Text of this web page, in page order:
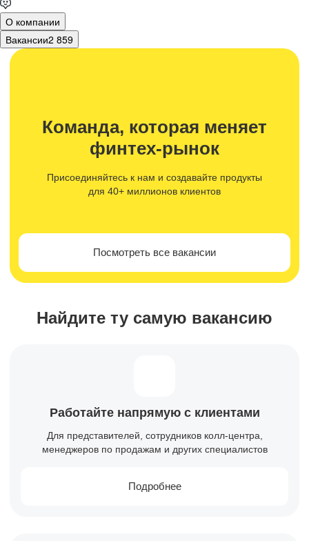
О компании
Вакансии2 859
Команда, которая меняет
финтех-рынок
Присоединяйтесь к нам и создавайте продукты
для 40+ миллионов клиентов
Посмотреть все вакансии
Найдите ту самую вакансию
Работайте напрямую с клиентами
Для представителей, сотрудников колл-центра,
менеджеров по продажам и других специалистов
Подробнее